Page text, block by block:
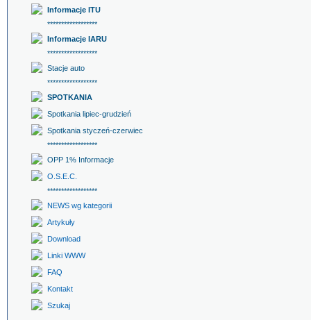
Informacje ITU
******************
Informacje IARU
******************
Stacje auto
******************
SPOTKANIA
Spotkania lipiec-grudzień
Spotkania styczeń-czerwiec
******************
OPP 1% Informacje
O.S.E.C.
******************
NEWS wg kategorii
Artykuły
Download
Linki WWW
FAQ
Kontakt
Szukaj